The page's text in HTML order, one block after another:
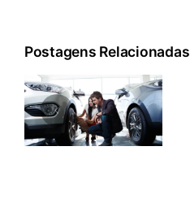
Postagens Relacionadas